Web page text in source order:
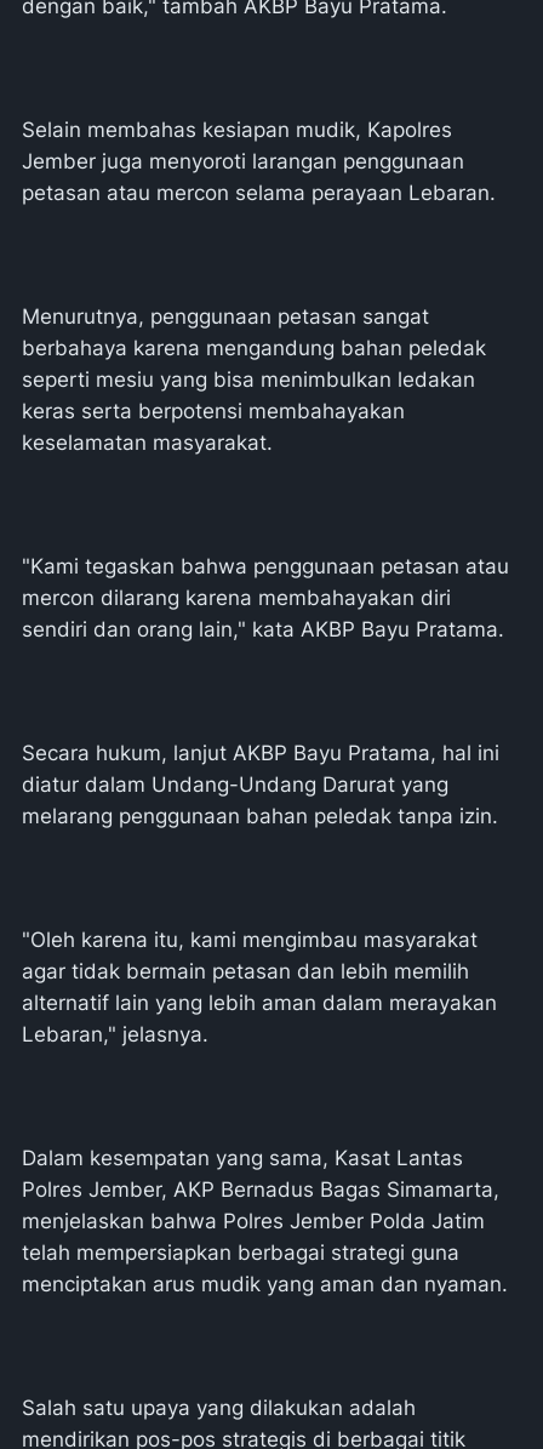
dengan baik," tambah AKBP Bayu Pratama.
Selain membahas kesiapan mudik, Kapolres
Jember juga menyoroti larangan penggunaan
petasan atau mercon selama perayaan Lebaran.
Menurutnya, penggunaan petasan sangat
berbahaya karena mengandung bahan peledak
seperti mesiu yang bisa menimbulkan ledakan
keras serta berpotensi membahayakan
keselamatan masyarakat.
"Kami tegaskan bahwa penggunaan petasan atau
mercon dilarang karena membahayakan diri
sendiri dan orang lain," kata AKBP Bayu Pratama.
Secara hukum, lanjut AKBP Bayu Pratama, hal ini
diatur dalam Undang-Undang Darurat yang
melarang penggunaan bahan peledak tanpa izin.
"Oleh karena itu, kami mengimbau masyarakat
agar tidak bermain petasan dan lebih memilih
alternatif lain yang lebih aman dalam merayakan
Lebaran," jelasnya.
Dalam kesempatan yang sama, Kasat Lantas
Polres Jember, AKP Bernadus Bagas Simamarta,
menjelaskan bahwa Polres Jember Polda Jatim
telah mempersiapkan berbagai strategi guna
menciptakan arus mudik yang aman dan nyaman.
Salah satu upaya yang dilakukan adalah
mendirikan pos-pos strategis di berbagai titik